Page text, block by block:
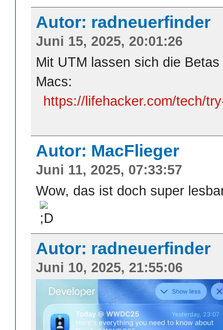
Autor: radneuerfinder
Juni 15, 2025, 20:01:26
Mit UTM lassen sich die
Macs:
https://lifehacker.com/tech/
Autor: MacFlieger
Juni 11, 2025, 07:33:57
Wow, das ist doch super
Autor: radneuerfinder
Juni 10, 2025, 21:55:06